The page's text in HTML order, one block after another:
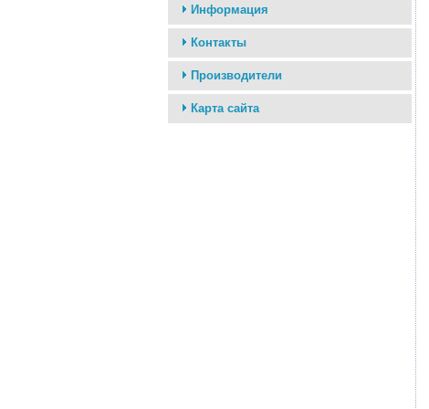
Информация
Контакты
Производители
Карта сайта